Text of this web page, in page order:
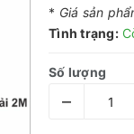
* Giá sản
Tình trạng:
Số lượng
–